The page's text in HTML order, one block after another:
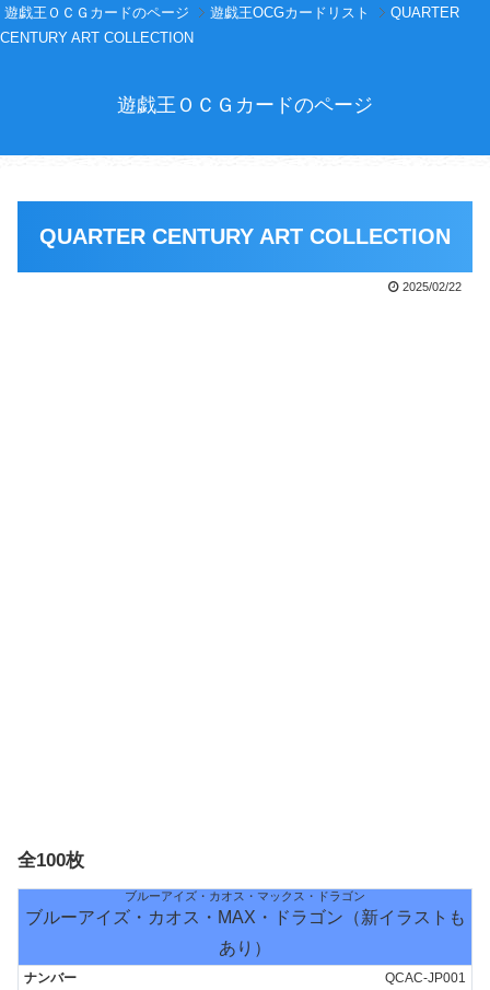
遊戯王ＯＣＧカードのページ 遊戯王OCGカードリスト
QUARTER
CENTURY ART COLLECTION
遊戯王ＯＣＧカードのページ
QUARTER CENTURY ART COLLECTION
2025/02/22
全100枚
ブルーアイズ・カオス・マックス・ドラゴン
ブルーアイズ・カオス・MAX・ドラゴン（新イラストも
あり）
QCAC-JP001